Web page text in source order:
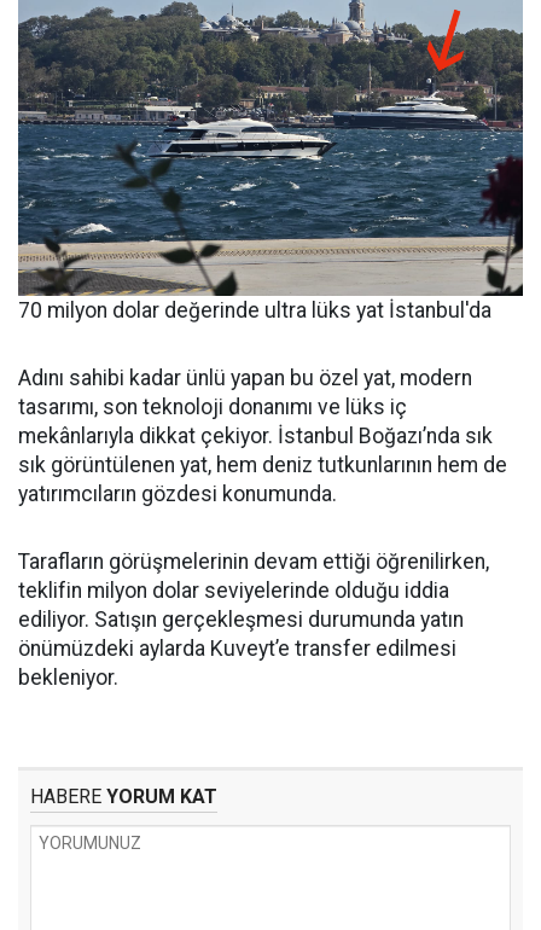
70 milyon dolar değerinde ultra lüks yat İstanbul'da
Adını sahibi kadar ünlü yapan bu özel yat, modern
tasarımı, son teknoloji donanımı ve lüks iç
mekânlarıyla dikkat çekiyor. İstanbul Boğazı’nda sık
sık görüntülenen yat, hem deniz tutkunlarının hem de
yatırımcıların gözdesi konumunda.
Tarafların görüşmelerinin devam ettiği öğrenilirken,
teklifin milyon dolar seviyelerinde olduğu iddia
ediliyor. Satışın gerçekleşmesi durumunda yatın
önümüzdeki aylarda Kuveyt’e transfer edilmesi
bekleniyor.
HABERE YORUM KAT